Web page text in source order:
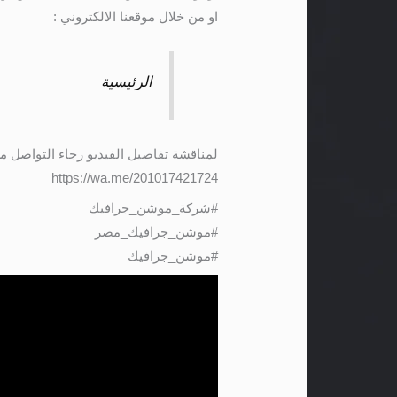
او من خلال موقعنا الالكتروني :
الرئيسية
لمناقشة تفاصيل الفيديو رجاء
https://wa.me/201017421724
#شركة_موشن_جرافيك
#موشن_جرافيك_مصر
#موشن_جرافيك